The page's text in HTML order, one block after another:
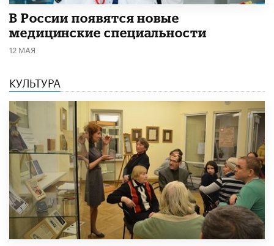
В России появятся новые
медицинские специальности
12 МАЯ
КУЛЬТУРА